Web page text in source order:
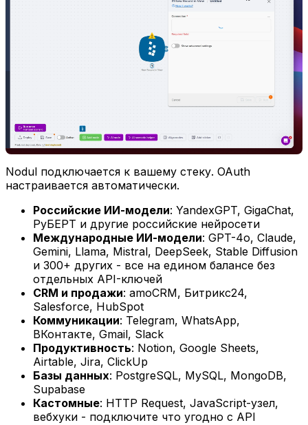
Nodul подключается к вашему стеку. OAuth
настраивается автоматически.
Российские ИИ-модели: YandexGPT, GigaChat,
РуБЕРТ и другие российские нейросети
Международные ИИ-модели: GPT-4o, Claude,
Gemini, Llama, Mistral, DeepSeek, Stable Diffusion
и 300+ других - все на едином балансе без
отдельных API-ключей
CRM и продажи: amoCRM, Битрикс24,
Salesforce, HubSpot
Коммуникации: Telegram, WhatsApp,
ВКонтакте, Gmail, Slack
Продуктивность: Notion, Google Sheets,
Airtable, Jira, ClickUp
Базы данных: PostgreSQL, MySQL, MongoDB,
Supabase
Кастомные: HTTP Request, JavaScript-узел,
вебхуки - подключите что угодно с API